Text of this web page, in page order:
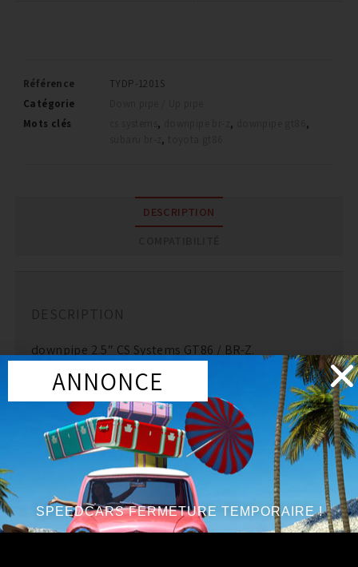
Référence
TYDP-1201S
Catégorie
Mots clés
, ,
,
,
DESCRIPTION
DESCRIPTION
downpipe 2.5″ CS Systems GT86 / BR-Z.
échappement sport en inox T304 inoxydable.
PRODUITS SIMILAIRES
Marque:MILLTEK
Marque:AAM
ANNONCE
SPEEDCARS FERMETURE TEMPORAIRE !